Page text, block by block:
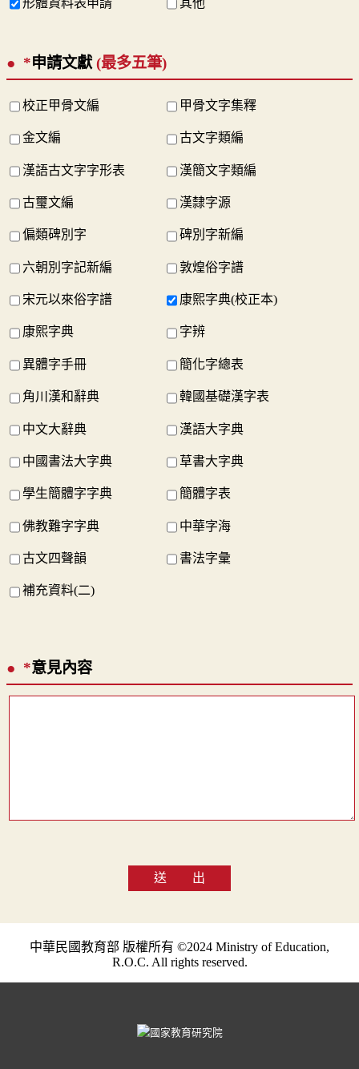
*申請文獻(最多五筆)
校正甲骨文編 甲骨文字集釋
金文編 古文字類編
漢語古文字字形表 漢簡文字類編
古璽文編 漢隸字源
偏類碑別字 碑別字新編
六朝別字記新編 敦煌俗字譜
宋元以來俗字譜 康熙字典(校正本)
康熙字典 字辨
異體字手冊 簡化字總表
角川漢和辭典 韓國基礎漢字表
中文大辭典 漢語大字典
中國書法大字典 草書大字典
學生簡體字字典 簡體字表
佛教難字字典 中華字海
古文四聲韻 書法字彙
補充資料(二)
*意見內容
送 出
中華民國教育部 版權所有 ©2024 Ministry of Education,
R.O.C. All rights reserved.